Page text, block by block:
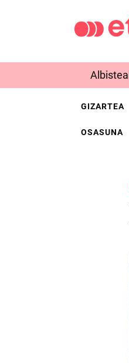
GIZARTEA
OSASUNA